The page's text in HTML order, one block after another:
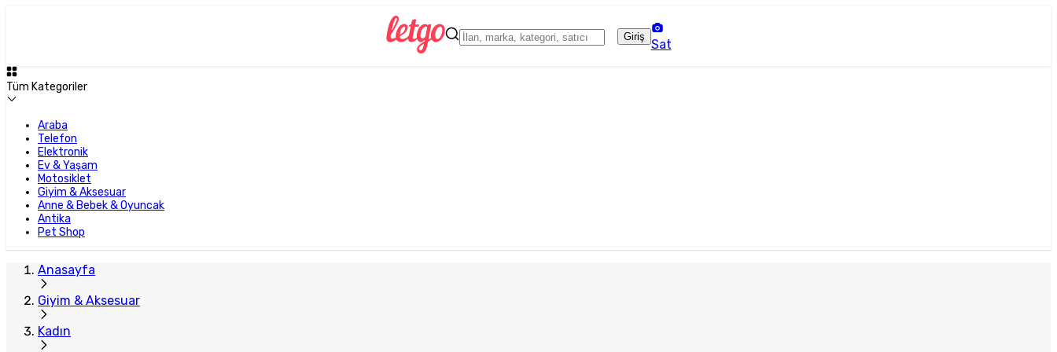
Giriş
Sat
Tüm Kategoriler
Araba
Telefon
Elektronik
Ev & Yaşam
Motosiklet
Giyim & Aksesuar
Anne & Bebek & Oyuncak
Antika
Pet Shop
Anasayfa
Giyim & Aksesuar
Kadın